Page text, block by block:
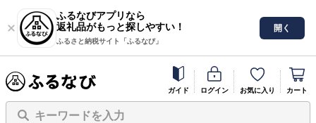
ふるなびアプリなら
返礼品がもっと探しやすい！
ふるさと納税サイト「ふるなび」
開く
ガイド ログイン お気に入り カート
キーワードを入力